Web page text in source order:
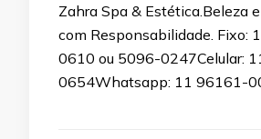
Zahra Spa & Estética.Beleza
com Responsabilidade. Fixo:
0610 ou 5096-0247Celular:
0654Whatsapp: 11 96161-